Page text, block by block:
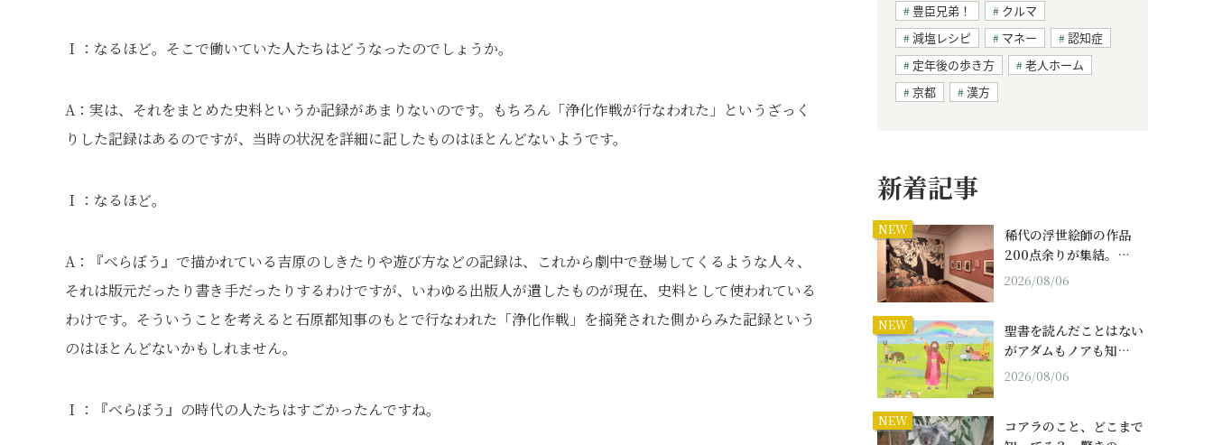
Ｉ：なるほど。そこで働いていた人たちはどうなったのでしょうか。
A：実は、それをまとめた史料というか記録があまりないのです。もちろん「浄化作戦が行なわれた」というざっく
りした記録はあるのですが、当時の状況を詳細に記したものはほとんどないようです。
Ｉ：なるほど。
A：『べらぼう』で描かれている吉原のしきたりや遊び方などの記録は、これから劇中で登場してくるような人々、
それは版元だったり書き手だったりするわけですが、いわゆる出版人が遺したものが現在、史料として使われている
わけです。そういうことを考えると石原都知事のもとで行なわれた「浄化作戦」を摘発された側からみた記録という
のはほとんどないかもしれません。
Ｉ：『べらぼう』の時代の人たちはすごかったんですね。
豊臣兄弟！
クルマ
減塩レシピ
マネー
認知症
定年後の歩き方
老人ホーム
京都
漢方
新着記事
NEW
稀代の浮世絵師の作品
200点余りが集結。…
2026/08/06
NEW
聖書を読んだことはない
がアダムもノアも知…
2026/08/06
NEW
コアラのこと、どこまで